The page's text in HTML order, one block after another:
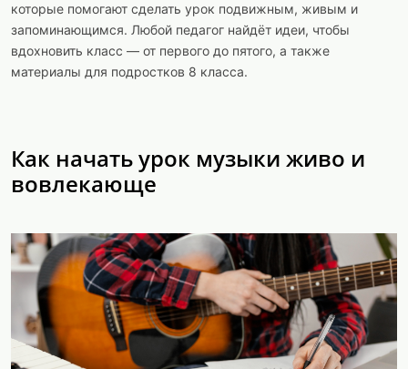
которые помогают сделать урок подвижным, живым и
запоминающимся. Любой педагог найдёт идеи, чтобы
вдохновить класс — от первого до пятого, а также
материалы для подростков 8 класса.
Как начать урок музыки живо и
вовлекающе